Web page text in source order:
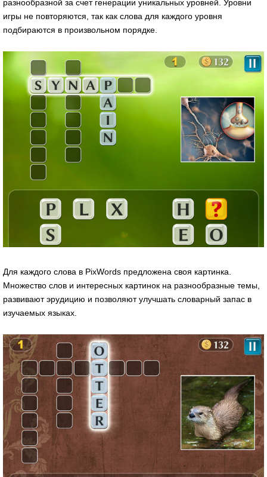
разнообразной за счет генерации уникальных уровней. Уровни
игры не повторяются, так как слова для каждого уровня
подбираются в произвольном порядке.
Для каждого слова в PixWords предложена своя картинка.
Множество слов и интересных картинок на разнообразные темы,
развивают эрудицию и позволяют улучшать словарный запас в
изучаемых языках.